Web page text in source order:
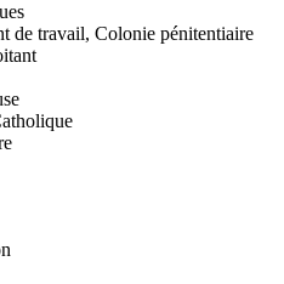
de travail, Colonie pénitentiaire